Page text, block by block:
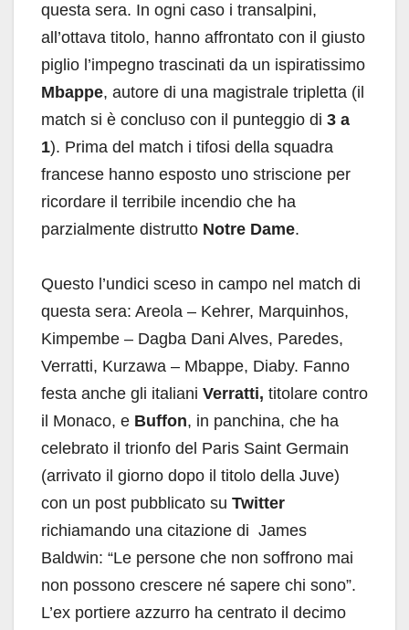
questa sera. In ogni caso i transalpini,
all’ottava titolo, hanno affrontato con il giusto
piglio l’impegno trascinati da un ispiratissimo
Mbappe, autore di una magistrale tripletta (il
match si è concluso con il punteggio di 3 a
1). Prima del match i tifosi della squadra
francese hanno esposto uno striscione per
ricordare il terribile incendio che ha
parzialmente distrutto Notre Dame.
Questo l’undici sceso in campo nel match di
questa sera: Areola – Kehrer, Marquinhos,
Kimpembe – Dagba Dani Alves, Paredes,
Verratti, Kurzawa – Mbappe, Diaby. Fanno
festa anche gli italiani Verratti, titolare contro
il Monaco, e Buffon, in panchina, che ha
celebrato il trionfo del Paris Saint Germain
(arrivato il giorno dopo il titolo della Juve)
con un post pubblicato su Twitter
richiamando una citazione di James
Baldwin: “Le persone che non soffrono mai
non possono crescere né sapere chi sono”.
L’ex portiere azzurro ha centrato il decimo